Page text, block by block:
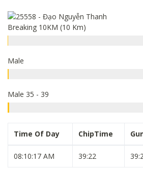
Breaking 10KM (10 Km)
Male
Male 35 - 39
Time Of Day ChipTime
08:10:17 AM 39:22